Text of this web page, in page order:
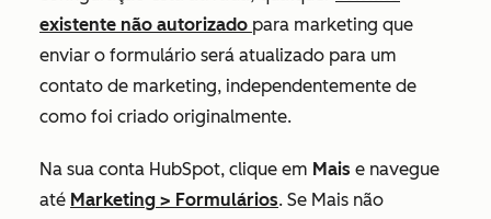
existente não autorizado para marketing que
enviar o formulário será atualizado para um
contato de marketing, independentemente de
como foi criado originalmente.
Na sua conta HubSpot, clique em Mais e navegue
até Marketing > Formulários. Se Mais não